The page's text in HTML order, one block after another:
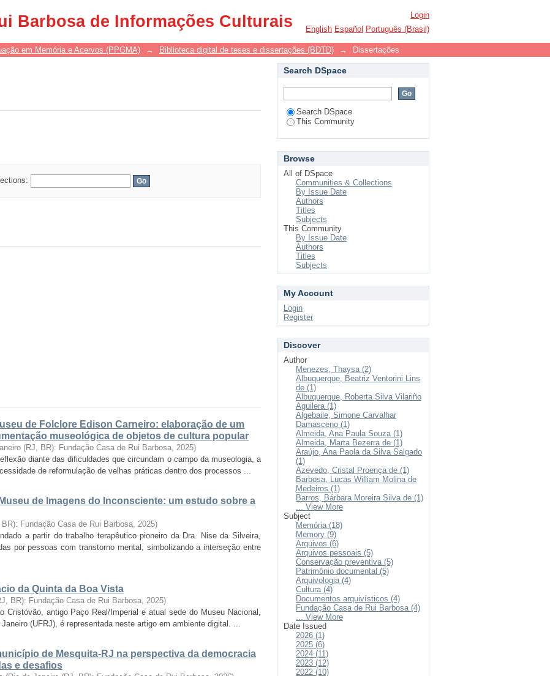
Barbosa de Informações Culturais
Login
English Español Português (Brasil)
em Memória e Acervos (PPGMA) → Biblioteca digital de teses e dissertações (BDTD) → Dissertações
de Folclore Edison Carneiro: elaboração de um
museológica de objetos de cultura popular
(RJ, BR): Fundação Casa de Rui Barbosa, 2025)
diante das dificuldades que circundam o campo da museologia, a
de reformulação de velhas práticas dentro dos processos ...
de Imagens do Inconsciente: um estudo sobre a
Fundação Casa de Rui Barbosa, 2025)
a partir do trabalho terapêutico pioneiro da Dra. Nise da Silveira,
por pessoas com transtorno mental, simbolizando a interseção entre
da Quinta da Boa Vista
BR): Fundação Casa de Rui Barbosa, 2025)
Cristóvão, antigo Paço Real/Imperial e atual sede do Museu Nacional,
(UFRJ), é representada neste artigo em ambiente digital. ...
de Mesquita-RJ na perspectiva da democracia
e desafios
Search DSpace
Search DSpace
This Community
Browse
All of DSpace
Communities & Collections
By Issue Date
Authors
Titles
Subjects
This Community
By Issue Date
Authors
Titles
Subjects
My Account
Login
Register
Discover
Author
Menezes, Thaysa (2)
Albuquerque, Beatriz Ventorini Lins
de (1)
Albuquerque, Roberta Silva Vilariño
Aguilera (1)
Algebaile, Simone Carvalhar
Damasceno (1)
Almeida, Ana Paula Souza (1)
Almeida, Marta Bezerra de (1)
Araújo, Ana Paola da Silva Salgado
(1)
Azevedo, Cristal Proença de (1)
Barbosa, Lucas William Molina de
Medeiros (1)
Barros, Bárbara Moreira Silva de (1)
... View More
Subject
Memória (18)
Memory (9)
Arquivos (6)
Arquivos pessoais (5)
Conservação preventiva (5)
Patrimônio documental (5)
Arquivologia (4)
Cultura (4)
Documentos arquivísticos (4)
Fundação Casa de Rui Barbosa (4)
... View More
Date Issued
2026 (1)
2025 (6)
2024 (11)
2023 (12)
2022 (10)